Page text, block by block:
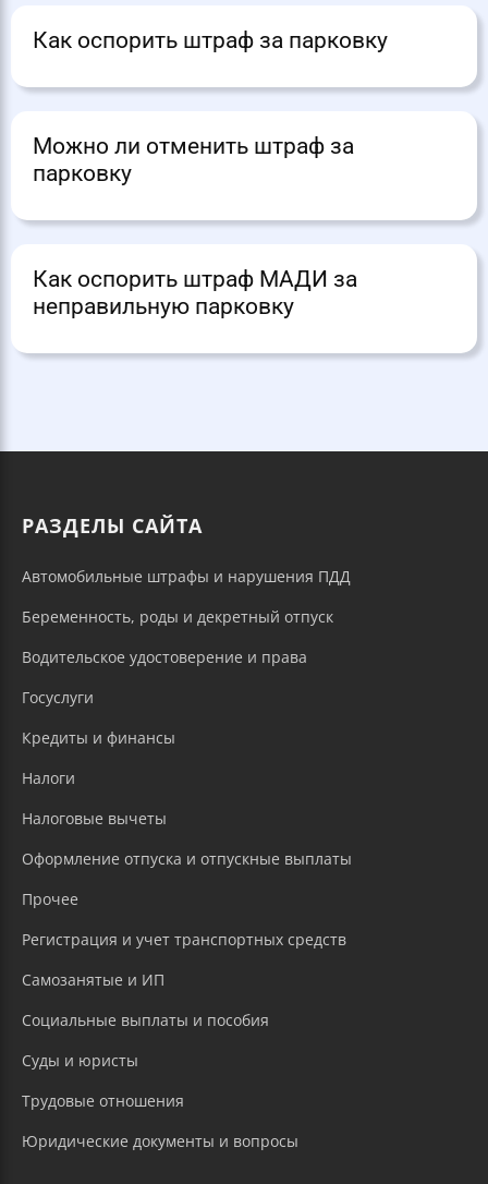
Как оспорить штраф за парковку
Можно ли отменить штраф за
парковку
Как оспорить штраф МАДИ за
неправильную парковку
РАЗДЕЛЫ САЙТА
Автомобильные штрафы и нарушения ПДД
Беременность, роды и декретный отпуск
Водительское удостоверение и права
Госуслуги
Кредиты и финансы
Налоги
Налоговые вычеты
Оформление отпуска и отпускные выплаты
Прочее
Регистрация и учет транспортных средств
Самозанятые и ИП
Социальные выплаты и пособия
Суды и юристы
Трудовые отношения
Юридические документы и вопросы